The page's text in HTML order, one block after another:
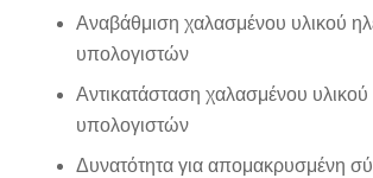
Αναβάθμιση χαλασμένου υλικού
υπολογιστών
Αντικατάσταση χαλασμένου υλικού
υπολογιστών
Δυνατότητα για απομακρυσμένη